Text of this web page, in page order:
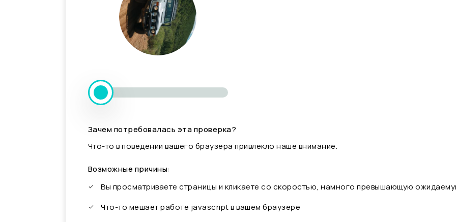
Зачем потребовалась эта проверка?
Что-то в поведении вашего браузера привлекло наше внимание.
Возможные причины:
Вы просматриваете страницы и кликаете со скоростью, намного превышающую
Что-то мешает работе javascript в вашем браузере